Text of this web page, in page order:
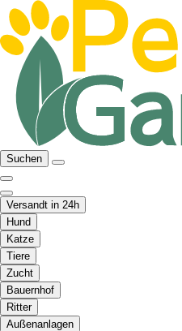
Suchen
Versandt in 24h
Hund
Katze
Tiere
Zucht
Bauernhof
Ritter
Außenanlagen